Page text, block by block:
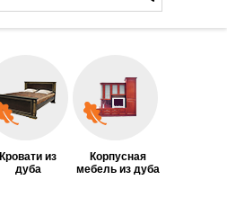
Кровати из
дуба
Корпусная
мебель из дуба